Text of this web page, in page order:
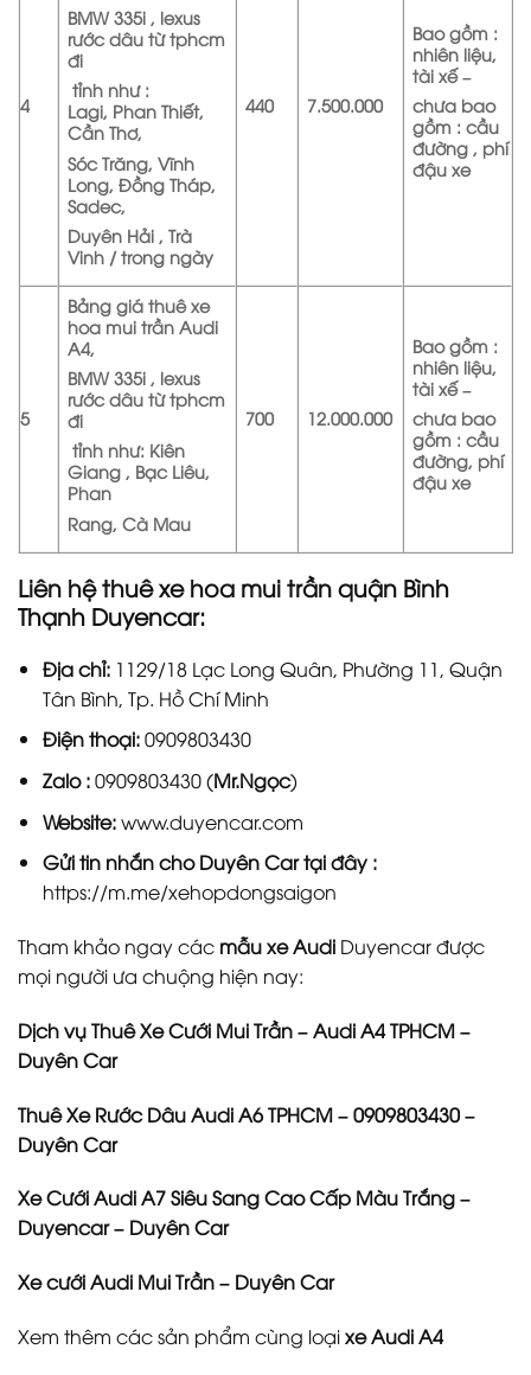
4
BMW 335i , lexus
rước dâu từ tphcm
đi
tỉnh như:
Lagi, Phan Thiết,
Cần Thơ,
Sóc Trăng,Vĩnh
Long, Đồng Tháp,
Sadec,
Duyên Hải , Trà
Vinh / trong ngày
440 7.500.000
Bao gồm :
nhiên liệu,
tài xế –
chưa bao
gồm : cầu
đường , phí
đậu xe
5
Bảng giá thuê xe
hoa mui trần Audi
A4,
BMW 335i , lexus
rước dâu từ tphcm
đi
tỉnh như: Kiên
Giang , Bạc Liêu,
Phan
Rang, Cà Mau
700 12.000.000
Bao gồm :
nhiên liệu,
tài xế –
chưa bao
gồm : cầu
đường, phí
đậu xe
Liên hệ thuê xe hoa mui trần quận Bình
Thạnh Duyencar:
Địa chỉ: 1129/18 Lạc Long Quân, Phường 11, Quận
Tân Bình, Tp. Hồ Chí Minh
Điện thoại:0909803430
Zalo :0909803430 (Mr.Ngọc)
Website:www.duyencar.com
Gửi tin nhắn choDuyên Cartại đây :
https://m.me/xehopdongsaigon
Tham khảo ngay các mẫu xe Audi Duyencar được
mọi người ưa chuộng hiện nay:
Dịch vụ Thuê Xe Cưới Mui Trần – Audi A4 TPHCM –
Duyên Car
Thuê Xe Rước Dâu Audi A6 TPHCM – 0909803430 –
Duyên Car
Xe Cưới Audi A7 Siêu Sang Cao Cấp Màu Trắng –
Duyencar – Duyên Car
Xe cưới Audi Mui Trần – Duyên Car
Xem thêm các sản phẩm cùng loạixe Audi A4